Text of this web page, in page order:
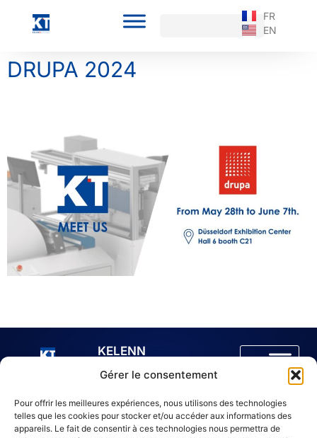
Gérer le consentement
Pour offrir les meilleures expériences, nous utilisons des technologies
telles que les cookies pour stocker et/ou accéder aux informations des
appareils. Le fait de consentir à ces technologies nous permettra de
FR
EN
DRUPA 2024
KELENN
6 rue
91430 Igny,
France
© 2005 –
2025 Tous
droits
réservés –